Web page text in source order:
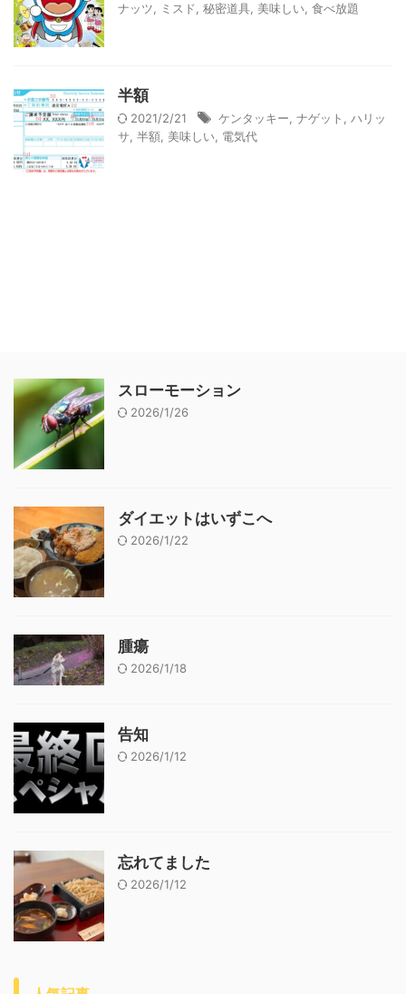
ナッツ
ミスド 秘密道具 美味しい 食べ放題
半額
2021/2/21 ケンタッキー ナゲット
ハリッ
サ 半額 美味しい 電気代
スローモーション
2026/1/26
ダイエットはいずこへ
2026/1/22
腫瘍
2026/1/18
告知
2026/1/12
忘れてました
2026/1/12